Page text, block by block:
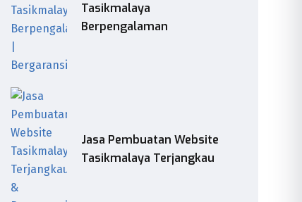
Tasikmalaya
Berpengalaman
Jasa Pembuatan Website
Tasikmalaya Terjangkau